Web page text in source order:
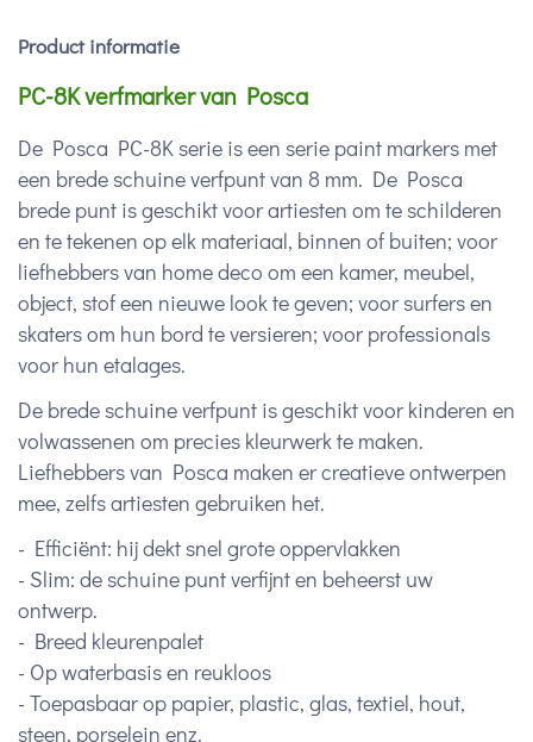
Product informatie
PC-8K verfmarker van Posca
De Posca PC-8K serie is een serie paint markers met
een brede schuine verfpunt van 8 mm. De Posca
brede punt is geschikt voor artiesten om te schilderen
en te tekenen op elk materiaal, binnen of buiten; voor
liefhebbers van home deco om een kamer, meubel,
object, stof een nieuwe look te geven; voor surfers en
skaters om hun bord te versieren; voor professionals
voor hun etalages.
De brede schuine verfpunt is geschikt voor kinderen en
volwassenen om precies kleurwerk te maken.
Liefhebbers van Posca maken er creatieve ontwerpen
mee, zelfs artiesten gebruiken het.
- Efficiënt: hij dekt snel grote oppervlakken
- Slim: de schuine punt verfijnt en beheerst uw
ontwerp.
- Breed kleurenpalet
- Op waterbasis en reukloos
- Toepasbaar op papier, plastic, glas, textiel, hout,
steen, porselein enz.